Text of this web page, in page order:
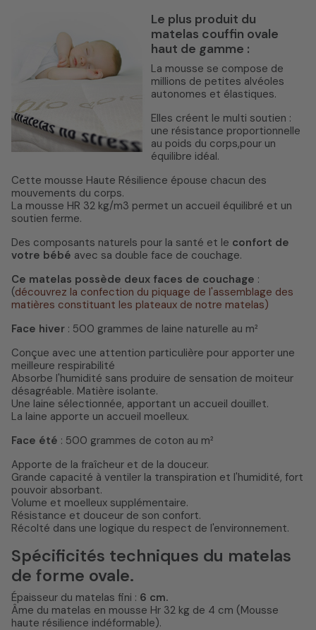
Le plus produit du
matelas couffin ovale
haut de gamme :
La mousse se compose de
millions de petites alvéoles
autonomes et élastiques.
Elles créent le multi soutien :
une résistance proportionnelle
au poids du corps,pour un
équilibre idéal.
Cette mousse Haute Résilience épouse chacun des
mouvements du corps.
La mousse HR 32 kg/m3 permet un accueil équilibré et un
soutien ferme.
Des composants naturels pour la santé et le confort de
votre bébé avec sa double face de couchage.
Ce matelas possède deux faces de couchage :
(découvrez la confection du piquage de l'assemblage des
matières constituant les plateaux de notre matelas)
Face hiver : 500 grammes de laine naturelle au m²
Conçue avec une attention particulière pour apporter une
meilleure respirabilité
Absorbe l'humidité sans produire de sensation de moiteur
désagréable. Matière isolante.
Une laine sélectionnée, apportant un accueil douillet.
La laine apporte un accueil moelleux.
Face été : 500 grammes de coton au m²
Apporte de la fraîcheur et de la douceur.
Grande capacité à ventiler la transpiration et l'humidité, fort
pouvoir absorbant.
Volume et moelleux supplémentaire.
Résistance et douceur de son confort.
Récolté dans une logique du respect de l'environnement.
Spécificités techniques du matelas
de forme ovale.
Épaisseur du matelas fini : 6 cm.
Âme du matelas en mousse Hr 32 kg de 4 cm (Mousse
haute résilience indéformable).